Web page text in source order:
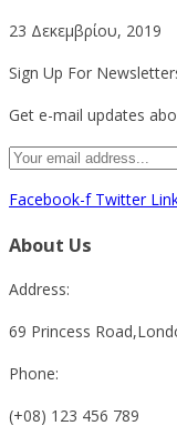
23 Δεκεμβρίου, 2019
Sign Up For
Get e-mail updates
Facebook-f Twitter
About Us
Address:
69 Princess
Phone:
(+08) 123 456 789